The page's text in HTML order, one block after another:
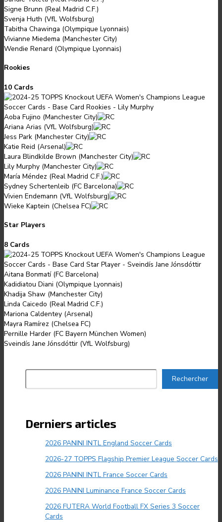
Signe Brunn (Real Madrid C.F.)
Svenja Huth (VfL Wolfsburg)
Tabitha Chawinga (Olympique Lyonnais)
Vivianne Miedema (Manchester City)
Wendie Renard (Olympique Lyonnais)
Rookies
10 Cards
Aoba Fujino (Manchester City)
Ariana Arias (VfL Wolfsburg)
Jess Park (Manchester City)
Katie Reid (Arsenal)
Laura Blindkilde Brown (Manchester City)
Lily Murphy (Manchester City)
María Méndez (Real Madrid C.F.)
Sydney Schertenleib (FC Barcelona)
Vivien Endemann (VfL Wolfsburg)
Wieke Kaptein (Chelsea FC)
Star Players
8 Cards
Aitana Bonmatí (FC Barcelona)
Kadidiatou Diani (Olympique Lyonnais)
Khadija Shaw (Manchester City)
Linda Caicedo (Real Madrid C.F.)
Mariona Caldentey (Arsenal)
Mayra Ramírez (Chelsea FC)
Pernille Harder (FC Bayern München Women)
Sveindís Jane Jónsdóttir (VfL Wolfsburg)
Rechercher
Rechercher
Derniers articles
2026 PANINI INTL England Soccer Cards
2026-27 TOPPS Flagship Premier League Soccer Cards
2026 PANINI INTL France Soccer Cards
2026 PANINI Luminance France Soccer Cards
2026 FUTERA World Football FX Series 3 Soccer
Cards